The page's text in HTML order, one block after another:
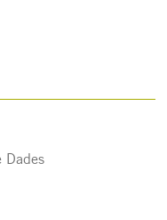
Dades